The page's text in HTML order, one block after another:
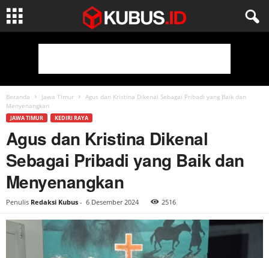
Beranda Jawa Timur
Agus dan Kristina Dikenal Sebagai Pribadi yang Baik dan
Menyenangkan
JAWA TIMUR KEDIRI RAYA
Agus dan Kristina Dikenal
Sebagai Pribadi yang Baik dan
Menyenangkan
Penulis Redaksi Kubus - 6 Desember 2024 2516